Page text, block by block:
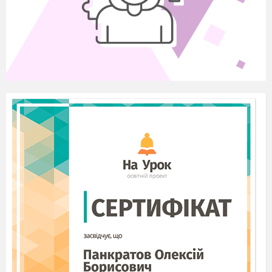
Та пам’ять усе пам’ятає.
Викладач 1.Полісся… Колись це був
благодатний край… Які тут буои старовинні
Викладач 2.
Найстаровиніше з них село,
Чорнобиль, згадується
вже в літописах кінцяXІІ століття. Та тепер це
– моторошні візерунки смерті, наша поліська
атомна Атлантида.
(гучно)
Ведучий 1.
Ту весняну українську ніч з 25-го
на 26-те 1986 року на берегах Прип’яті люди
ніколи не забудуть. Вона була найтихішою
найтеплішою.